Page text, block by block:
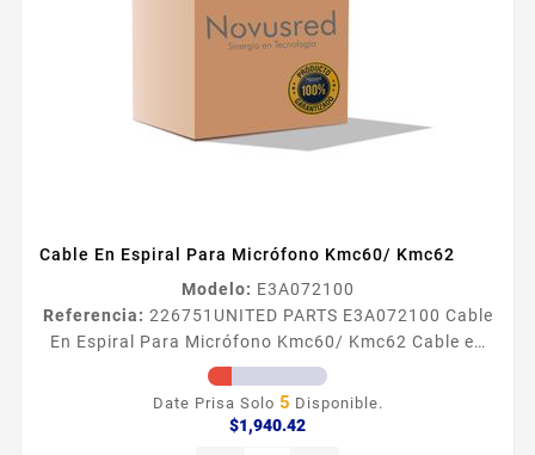
Cable En Espiral Para Micrófono Kmc60/ Kmc62
Modelo: E3A072100
Referencia: 226751 UNITED PARTS E3A072100 Cable
En Espiral Para Micrófono Kmc60/ Kmc62 Cable en
espiral para microacutefono KMC60 KMC62
Date Prisa Solo 5 Disponible.
$1,940.42Precio